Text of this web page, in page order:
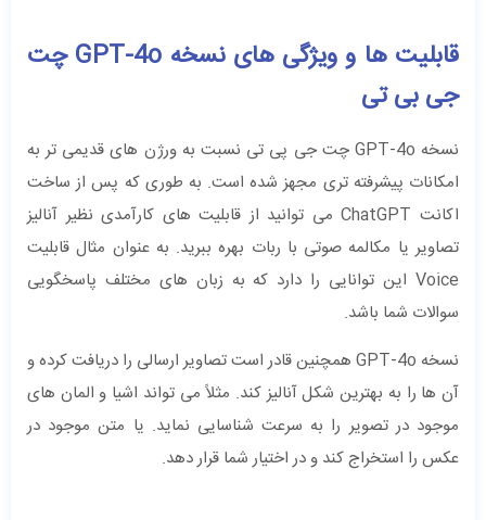
قابلیت ‌ها و ویژگی‌ های نسخه GPT-4o چت
جی بی تی
نسخه GPT-4o چت جی پی تی نسبت به ورژن‌ های قدیمی ‌تر به
امکانات پیشرفته ‌تری مجهز شده است. به طوری که پس از ساخت
اکانت ChatGPT می‌ توانید از قابلیت ‌های کارآمدی نظیر آنالیز
تصاویر یا مکالمه صوتی با ربات بهره ببرید. به عنوان مثال قابلیت
Voice این توانایی را دارد که به زبان ‌های مختلف پاسخگویی
سوالات شما باشد.
نسخه GPT-4o همچنین قادر است تصاویر ارسالی را دریافت کرده و
آن ها را به بهترین شکل آنالیز کند. مثلاً می ‌تواند اشیا و المان ‌های
موجود در تصویر را به سرعت شناسایی نماید. یا متن موجود در
عکس را استخراج کند و در اختیار شما قرار دهد.